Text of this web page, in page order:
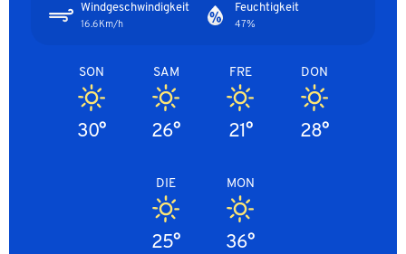
Feuchtigkeit
47%
Windgeschwindigkeit
16.6Km/h
DON
28°
FRE
21°
SAM
26°
SON
30°
MON
36°
DIE
25°